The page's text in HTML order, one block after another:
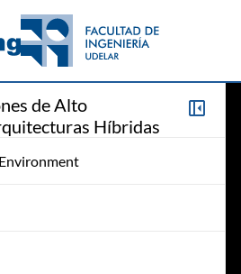
de Alto
Híbridas